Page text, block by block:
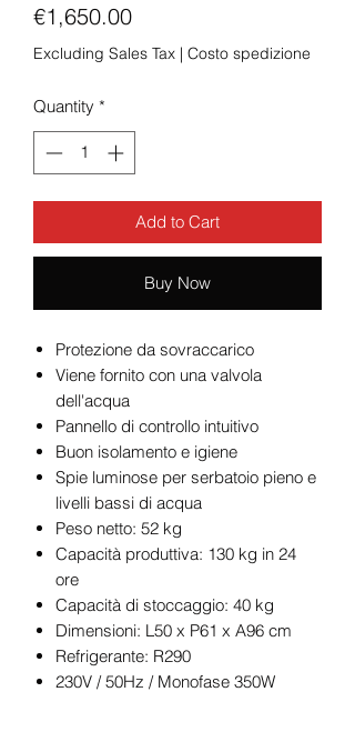
€1,650.00Price
Excluding Sales Tax | Costo spedizione
Quantity *
Add to Cart
Buy Now
Protezione da sovraccarico
Viene fornito con una valvola
dell'acqua
Pannello di controllo intuitivo
Buon isolamento e igiene
Spie luminose per serbatoio pieno e
livelli bassi di acqua
Peso netto: 52 kg
Capacità produttiva: 130 kg in 24
ore
Capacità di stoccaggio: 40 kg
Dimensioni: L50 x P61 x A96 cm
Refrigerante: R290
230V / 50Hz / Monofase 350W